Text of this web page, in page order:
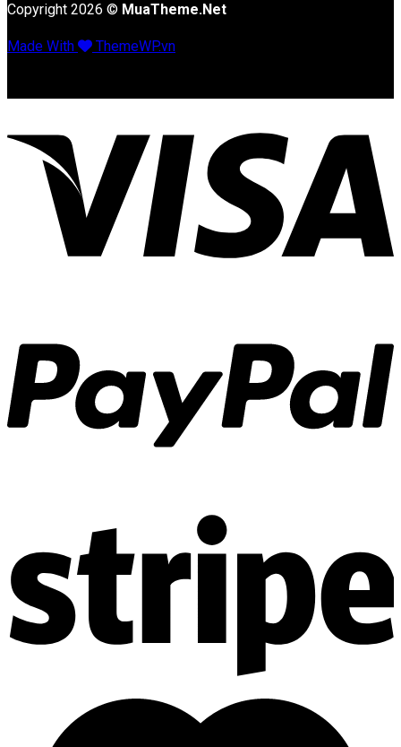
Copyright 2026 © MuaTheme.Net
Made With ThemeWP.vn